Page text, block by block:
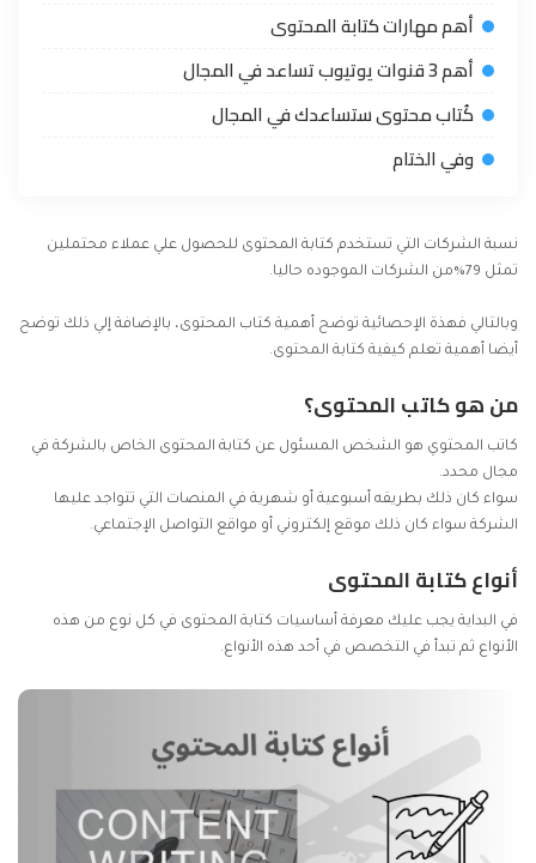
أهم مهارات كتابة المحتوى
أهم 3 قنوات يوتيوب تساعد في المجال
كُتاب محتوى ستساعدك في المجال
وفي الختام
نسبة الشركات التي تستخدم كتابة المحتوى للحصول علي عملاء محتملين
تمثل 79%من الشركات الموجوده حاليا.
وبالتالي فهذة الإحصائية توضح أهمية كتاب المحتوى، بالإضافة إلي ذلك توضح
أيضا أهمية تعلم كيفية كتابة المحتوى.
من هو كاتب المحتوى؟
كاتب المحتوي هو الشخص المسئول عن كتابة المحتوى الخاص بالشركة في
مجال محدد.
سواء كان ذلك بطريقه أسبوعية أو شهرية في المنصات التي تتواجد عليها
الشركة سواء كان ذلك موقع إلكتروني أو مواقع التواصل الإجتماعي.
أنواع كتابة المحتوى
في البداية يجب عليك معرفة أساسيات كتابة المحتوى في كل نوع من هذه
الأنواع ثم تبدأ في التخصص في أحد هذه الأنواع.